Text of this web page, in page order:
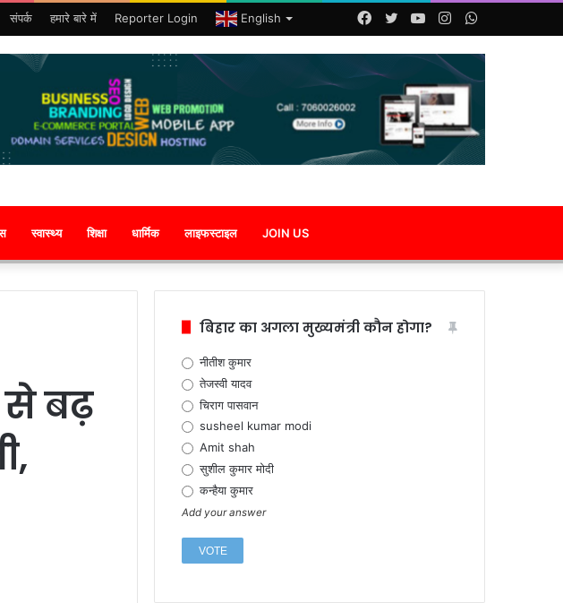
संपर्क हमारे बारे में Reporter Login English Instagram
YouTube
Twitter
Facebook
स्वास्थ्य शिक्षा धार्मिक लाइफस्टाइल JOIN US
से बढ़
बिहार का अगला मुख्यमंत्री कौन होगा?
नीतीश कुमार
तेजस्वी यादव
चिराग पासवान
susheel kumar modi
Amit shah
सुशील कुमार मोदी
कन्हैया कुमार
Add your answer